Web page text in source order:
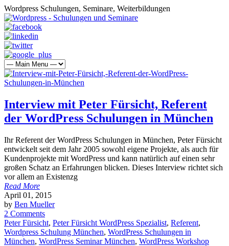
Wordpress Schulungen, Seminare, Weiterbildungen
Interview mit Peter Fürsicht, Referent
der WordPress Schulungen in München
Ihr Referent der WordPress Schulungen in München, Peter Fürsicht
entwickelt seit dem Jahr 2005 sowohl eigene Projekte, als auch für
Kundenprojekte mit WordPress und kann natürlich auf einen sehr
großen Schatz an Erfahrungen blicken. Dieses Interview richtet sich
vor allem an Existenzg
Read More
April 01, 2015
by Ben Mueller
2 Comments
Peter Fürsicht, Peter Fürsicht WordPress Spezialist, Referent,
Wordpress Schulung München, WordPress Schulungen in
München, WordPress Seminar München, WordPress Workshop